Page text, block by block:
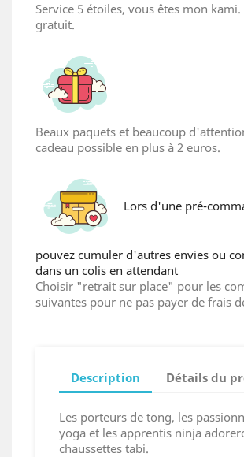
Service 5 étoiles, vous êtes mon
gratuit.
Beaux paquets et beaucoup
cadeau possible en plus à 2 euros.
Lors d'une pré-
pouvez cumuler d'autres envies ou
dans un colis en attendant
Choisir "retrait sur place" pour les
suivantes pour ne pas payer de frais
Description Détails du
Les porteurs de tong, les
yoga et les apprentis ninja
chaussettes tabi.
Cancel